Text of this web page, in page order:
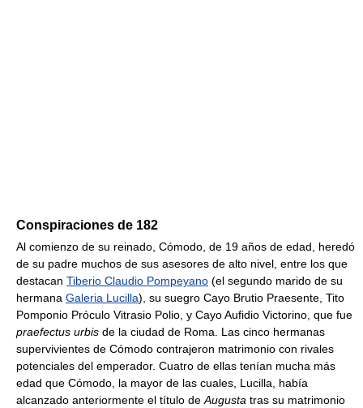
Conspiraciones de 182
Al comienzo de su reinado, Cómodo, de 19 años de edad, heredó
de su padre muchos de sus asesores de alto nivel, entre los que
destacan Tiberio Claudio Pompeyano (el segundo marido de su
hermana Galeria Lucilla), su suegro Cayo Brutio Praesente, Tito
Pomponio Próculo Vitrasio Polio, y Cayo Aufidio Victorino, que fue
praefectus urbis de la ciudad de Roma. Las cinco hermanas
supervivientes de Cómodo contrajeron matrimonio con rivales
potenciales del emperador. Cuatro de ellas tenían mucha más
edad que Cómodo, la mayor de las cuales, Lucilla, había
alcanzado anteriormente el título de Augusta tras su matrimonio